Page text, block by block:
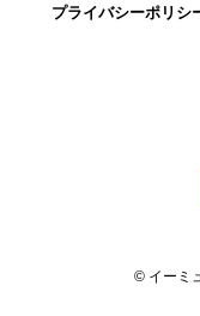
プライバシーポリシ
© イーミ